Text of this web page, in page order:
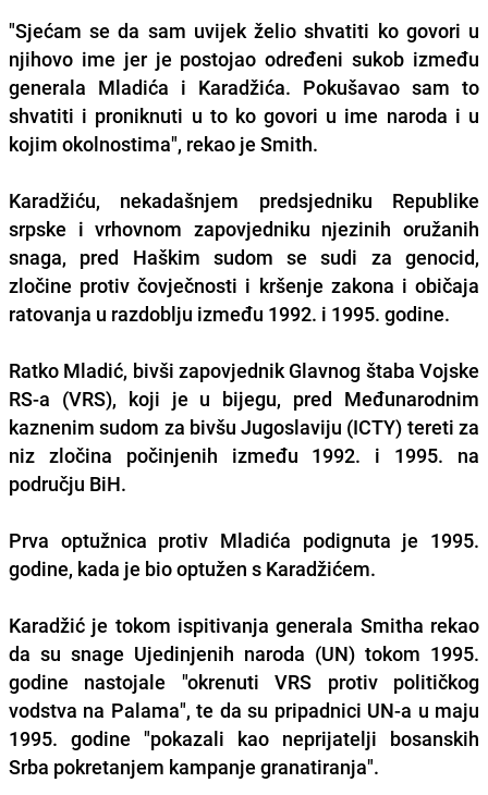
"Sjećam se da sam uvijek želio shvatiti ko govori u
njihovo ime jer je postojao određeni sukob između
generala Mladića i Karadžića. Pokušavao sam to
shvatiti i proniknuti u to ko govori u ime naroda i u
kojim okolnostima", rekao je Smith.
Karadžiću, nekadašnjem predsjedniku Republike
srpske i vrhovnom zapovjedniku njezinih oružanih
snaga, pred Haškim sudom se sudi za genocid,
zločine protiv čovječnosti i kršenje zakona i običaja
ratovanja u razdoblju između 1992. i 1995. godine.
Ratko Mladić, bivši zapovjednik Glavnog štaba Vojske
RS-a (VRS), koji je u bijegu, pred Međunarodnim
kaznenim sudom za bivšu Jugoslaviju (ICTY) tereti za
niz zločina počinjenih između 1992. i 1995. na
području BiH.
Prva optužnica protiv Mladića podignuta je 1995.
godine, kada je bio optužen s Karadžićem.
Karadžić je tokom ispitivanja generala Smitha rekao
da su snage Ujedinjenih naroda (UN) tokom 1995.
godine nastojale "okrenuti VRS protiv političkog
vodstva na Palama", te da su pripadnici UN-a u maju
1995. godine "pokazali kao neprijatelji bosanskih
Srba pokretanjem kampanje granatiranja".